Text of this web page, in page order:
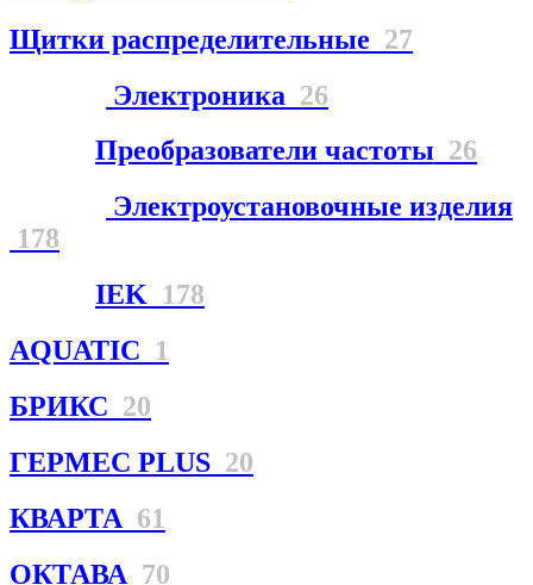
Щитки распределительные 27
Электроника 26
Преобразователи частоты 26
Электроустановочные изделия
178
IEK 178
AQUATIC 1
БРИКС 20
ГЕРМЕС PLUS 20
КВАРТА 61
ОКТАВА 70